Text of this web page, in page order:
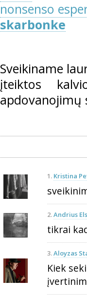
nonsenso
skarbonke
Sveikiname
įteiktos
apdovanojimų
1. Kristina
2.Andrius
tikrai
3.Aloyzas
Kiek